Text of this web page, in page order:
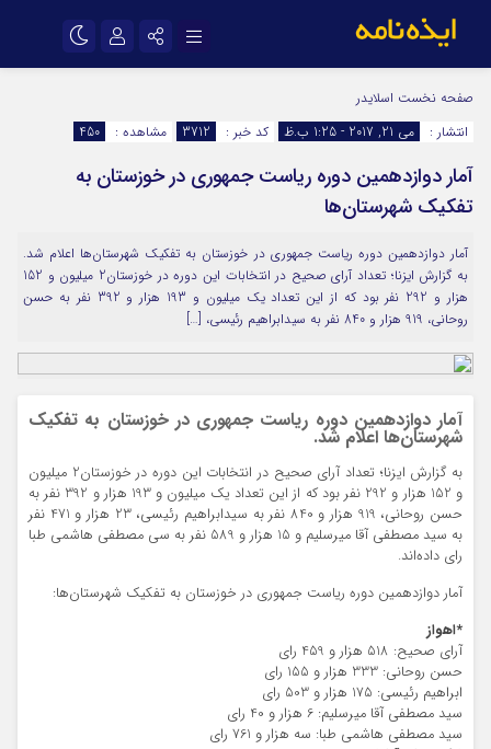
اینستاگرام
سروش
ایتا
آپارات
اپلیکیشن رمز عبور
مرا به خاطر بسپار
صفحه نخست اسلایدر
انتشار :
می 21, 2017 - 1:25 ب.ظ کد خبر : 3712 مشاهده : 450
آمار دوازدهمین دوره ریاست جمهوری در خوزستان به
تفکیک شهرستان‌ها
آمار دوازدهمین دوره ریاست جمهوری در خوزستان به تفکیک شهرستان‌ها اعلام شد.
به گزارش ایزنا؛ تعداد آرای صحیح در انتخابات این دوره در خوزستان2 میلیون و 152
هزار و 292 نفر بود که از این تعداد یک میلیون و 193 هزار و 392 نفر به حسن
روحانی، 919 هزار و 840 نفر به سیدابراهیم رئیسی، […]
آمار دوازدهمین دوره ریاست جمهوری در خوزستان به تفکیک
شهرستان‌ها اعلام شد.
به گزارش ایزنا؛ تعداد آرای صحیح در انتخابات این دوره در خوزستان2 میلیون
و 152 هزار و 292 نفر بود که از این تعداد یک میلیون و 193 هزار و 392 نفر به
حسن روحانی، 919 هزار و 840 نفر به سیدابراهیم رئیسی، 23 هزار و 471 نفر
به سید مصطفی آقا میرسلیم و 15 هزار و 589 نفر به سی مصطفی هاشمی طبا
رای داده‌اند.
آمار دوازدهمین دوره ریاست جمهوری در خوزستان به تفکیک شهرستان‌ها:
*اهواز
آرای صحیح: 518 هزار و 459 رای
حسن روحانی: 333 هزار و 155 رای
ابراهیم رئیسی: 175 هزار و 503 رای
سید مصطفی آقا میرسلیم: 6 هزار و 40 رای
سید مصطفی هاشمی طبا: سه هزار و 761 رای